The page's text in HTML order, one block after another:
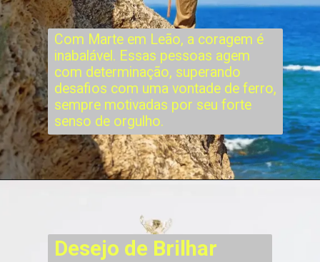
Com Marte em Leão, a coragem é
inabalável. Essas pessoas agem
com determinação, superando
desafios com uma vontade de ferro,
sempre motivadas por seu forte
senso de orgulho.
Desejo de Brilhar